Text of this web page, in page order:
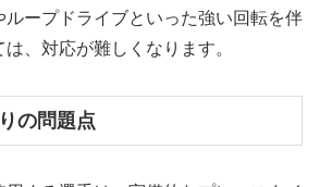
ループドライブといった強い回転を伴
、対応が難しくなります。
の問題点